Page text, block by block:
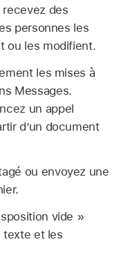
des
personnes les
ou les modifient.
les mises à
Messages.
un appel
d’un document
ou envoyez une
vide »
texte et les